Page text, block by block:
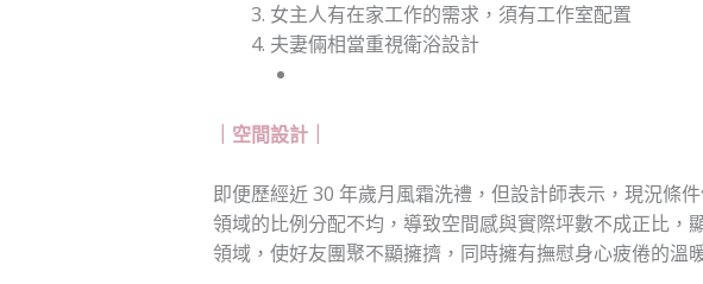
女主人有在家工作的需求，須有工作室配置
夫妻倆相當重視衛浴設計
｜空間設計｜
即便歷經近 30 年歲月風霜洗禮，但設計師表示，現況條
領域的比例分配不均，導致空間感與實際坪數不成正比
領域，使好友團聚不顯擁擠，同時擁有撫慰身心疲倦的溫